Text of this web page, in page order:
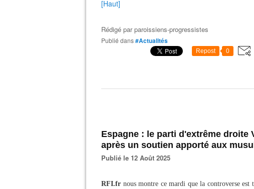
[Haut]
Rédigé parparoissiens-progressistes
Publié dans#Actualités
Repost 0
Espagne : le parti d'extrême droite
après un soutien apporté aux
Publié le 12 Août 2025
RFI.fr nous montre ce mardi que la controverse est